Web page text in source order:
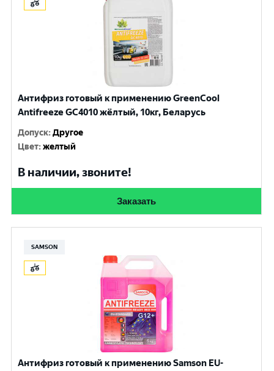
Антифриз готовый к применению GreenCool
Antifreeze GC4010 жёлтый, 10кг, Беларусь
Допуск:Другое
Цвет:желтый
В наличии, звоните!
Заказать
SAMSON
Антифриз готовый к применению Samson EU-